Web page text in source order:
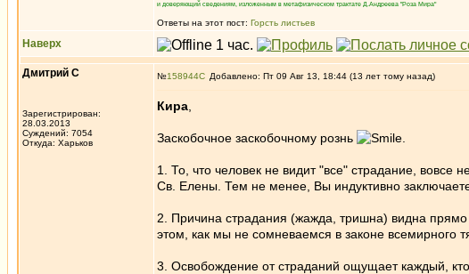
и доверяющий сведениям, изложенным в метафизическом трактате Д.Андреева "Роза Мира"
Ответы на этот пост: Горсть листьев
Наверх
Дмитрий С
Зарегистрирован:
28.03.2013
Суждений: 7054
Откуда: Харьков
№158944 Добавлено: Пт 09 Авг 13, 18:44 (13 лет тому назад)
Кира
Заскобочное заскобочному рознь
1. То, что человек не видит "все" страдание,
Св. Елены. Тем не менее, Вы индуктивно
2. Причина страдания (жажда, тришна) видна
этом, как мы не сомневаемся в законе всемирного
3. Освобождение от страданий ощущает каждый,